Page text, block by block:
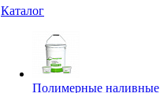
Каталог
Полимерные наливные